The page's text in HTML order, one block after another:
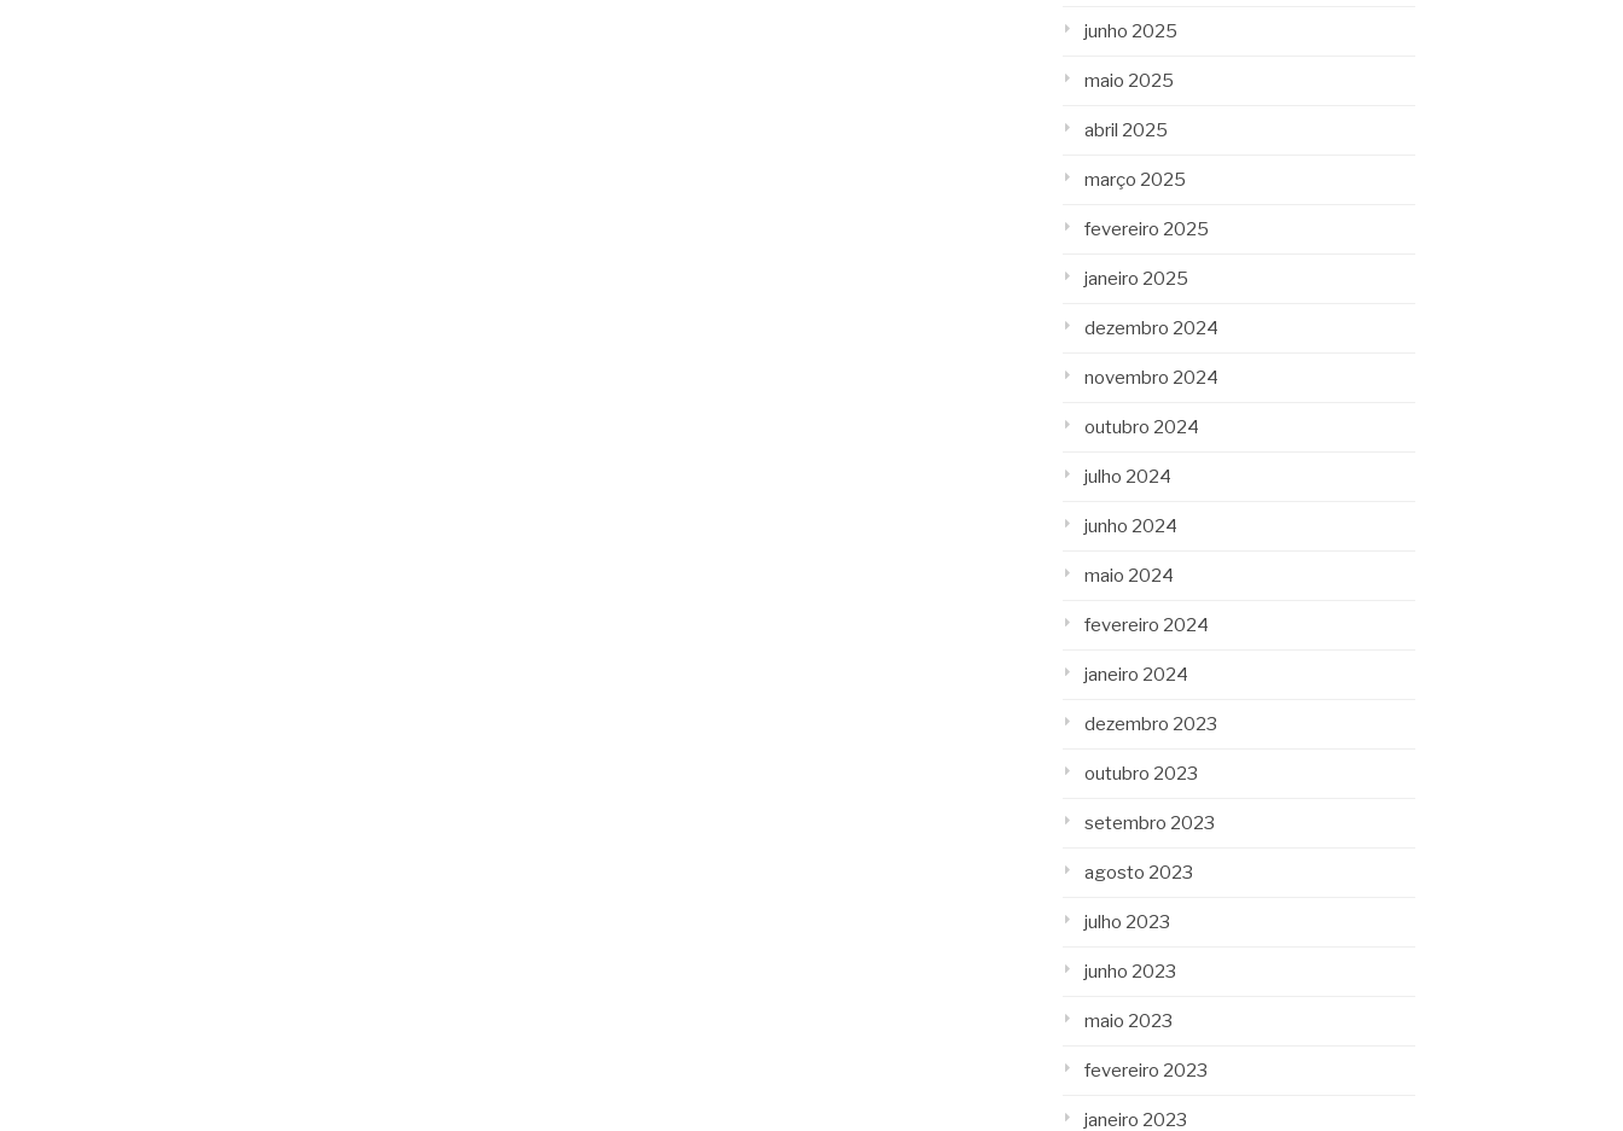
junho 2025
maio 2025
abril 2025
março 2025
fevereiro 2025
janeiro 2025
dezembro 2024
novembro 2024
outubro 2024
julho 2024
junho 2024
maio 2024
fevereiro 2024
janeiro 2024
dezembro 2023
outubro 2023
setembro 2023
agosto 2023
julho 2023
junho 2023
maio 2023
fevereiro 2023
janeiro 2023